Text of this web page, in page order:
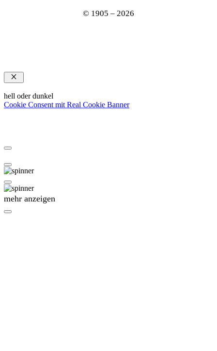
© 1905 – 2026
Schließen
hell oder dunkel
Cookie Consent mit Real Cookie Banner
mehr anzeigen